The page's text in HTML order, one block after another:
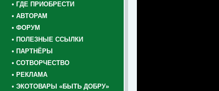
• ГДЕ ПРИОБРЕСТИ
• АВТОРАМ
• ФОРУМ
• ПОЛЕЗНЫЕ ССЫЛКИ
• ПАРТНЁРЫ
• СОТВОРЧЕСТВО
• РЕКЛАМА
• ЭКОТОВАРЫ «БЫТЬ ДОБРУ»